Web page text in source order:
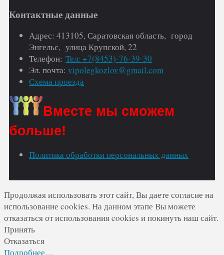
Контактные данные
Адрес: 413105, Саратовская область, город
Энгельс, улица Крупской, 22
Телефон: Тел: +7(8453)-76-39-30
Эл. почта: vipolegkozlov@gmail.com
Схема проезда
Вместе мы сможем
больше!
Политика обработки персональных данных
Продолжая использовать этот сайт, Вы даете согласие на
использование cookies. На данном этапе Вы можете
отказаться от использования cookies и покинуть наш сайт.
Принять
Отказаться
Подробнее…